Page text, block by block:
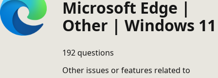
Microsoft Edge |
Other | Windows 11
192 questions
Other issues or features related to